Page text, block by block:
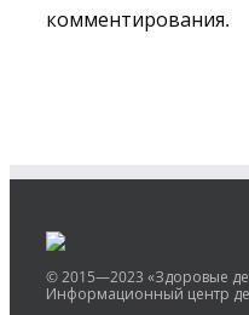
комментирования.
© 2015—2023 «Здоровые
Информационный центр